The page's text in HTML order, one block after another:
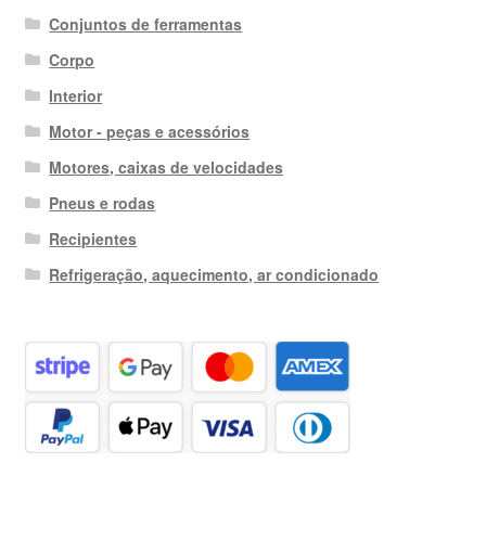
Conjuntos de ferramentas
Corpo
Interior
Motor - peças e acessórios
Motores, caixas de velocidades
Pneus e rodas
Recipientes
Refrigeração, aquecimento, ar condicionado